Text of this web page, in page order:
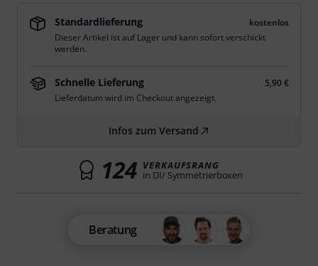
Standardlieferung
kostenlos
Dieser Artikel ist auf Lager und kann sofort verschickt
werden.
Schnelle Lieferung
5,90 €
Lieferdatum wird im Checkout angezeigt.
Infos zum Versand
124 VERKAUFSRANG
in DI/ Symmetrierboxen
Beratung